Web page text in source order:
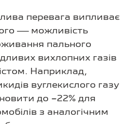
перевага випливає
— можливість
пального
вихлопних газів
Наприклад,
вуглекислого газу
до −22% для
з аналогічним